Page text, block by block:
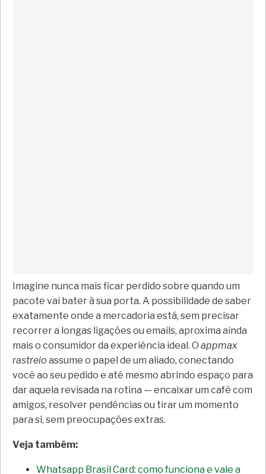
Imagine nunca mais ficar perdido sobre quando um
pacote vai bater à sua porta. A possibilidade de saber
exatamente onde a mercadoria está, sem precisar
recorrer a longas ligações ou emails, aproxima ainda
mais o consumidor da experiência ideal. O appmax
rastreio assume o papel de um aliado, conectando
você ao seu pedido e até mesmo abrindo espaço para
dar aquela revisada na rotina — encaixar um café com
amigos, resolver pendências ou tirar um momento
para si, sem preocupações extras.
Veja também:
Whatsapp Brasil Card: como funciona e vale a